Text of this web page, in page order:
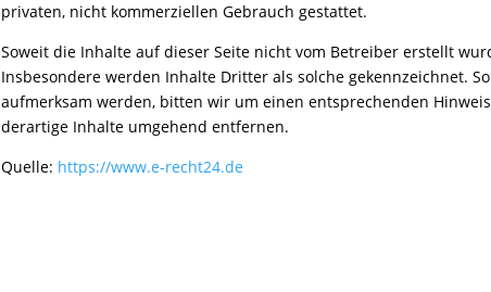
privaten, nicht kommerziellen Gebrauch gestattet.
Soweit die Inhalte auf dieser Seite nicht vom Betreiber erstellt
Insbesondere werden Inhalte Dritter als solche gekennzeichnet.
aufmerksam werden, bitten wir um einen entsprechenden
derartige Inhalte umgehend entfernen.
Quelle: https://www.e-recht24.de